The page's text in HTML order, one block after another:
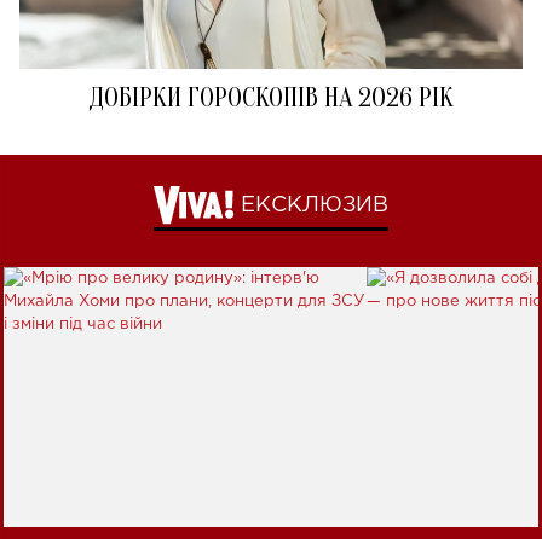
ДОБІРКИ ГОРОСКОПІВ НА 2026 РІК
ЕКСКЛЮЗИВ